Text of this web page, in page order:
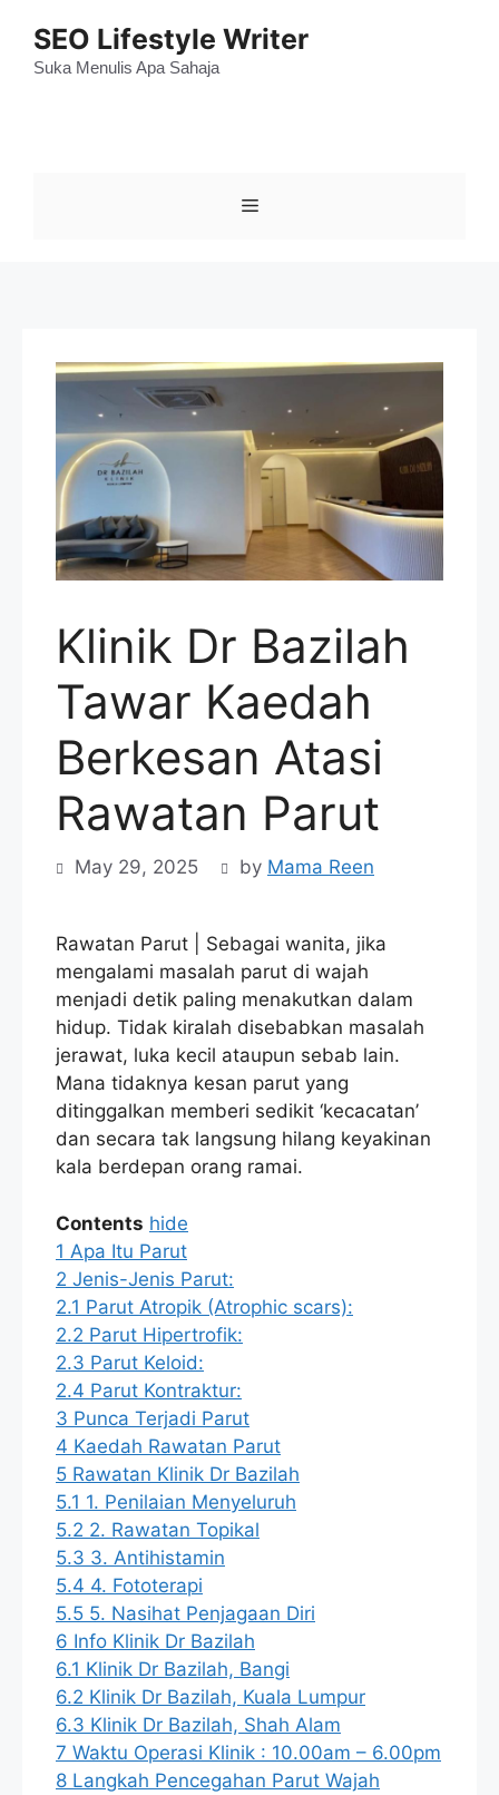
content
SEO Lifestyle Writer
Suka Menulis Apa Sahaja
Menu
Klinik Dr Bazilah
Tawar Kaedah
Berkesan Atasi
Rawatan Parut
May 29, 2025 by Mama Reen
Rawatan Parut | Sebagai wanita, jika
mengalami masalah parut di wajah
menjadi detik paling menakutkan dalam
hidup. Tidak kiralah disebabkan masalah
jerawat, luka kecil ataupun sebab lain.
Mana tidaknya kesan parut yang
ditinggalkan memberi sedikit ‘kecacatan’
dan secara tak langsung hilang keyakinan
kala berdepan orang ramai.
Contents hide
1 Apa Itu Parut
2 Jenis-Jenis Parut:
2.1 Parut Atropik (Atrophic scars):
2.2 Parut Hipertrofik:
2.3 Parut Keloid:
2.4 Parut Kontraktur:
3 Punca Terjadi Parut
4 Kaedah Rawatan Parut
5 Rawatan Klinik Dr Bazilah
5.1 1. Penilaian Menyeluruh
5.2 2. Rawatan Topikal
5.3 3. Antihistamin
5.4 4. Fototerapi
5.5 5. Nasihat Penjagaan Diri
6 Info Klinik Dr Bazilah
6.1 Klinik Dr Bazilah, Bangi
6.2 Klinik Dr Bazilah, Kuala Lumpur
6.3 Klinik Dr Bazilah, Shah Alam
7 Waktu Operasi Klinik : 10.00am – 6.00pm
8 Langkah Pencegahan Parut Wajah